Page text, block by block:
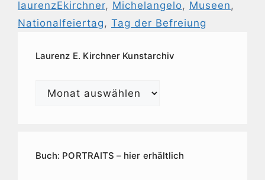
laurenzEkirchner, Michelangelo, Museen ,
Nationalfeiertag , Tag der Befreiung
Laurenz E. Kirchner Kunstarchiv
Laurenz
Buch: PORTRAITS – hier erhältlich